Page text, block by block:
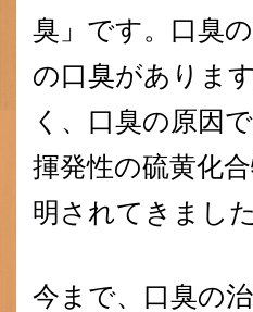
臭」です。口臭
の口臭がありま
く、口臭の原因
揮発性の硫黄化
明されてきました
今まで、口臭の